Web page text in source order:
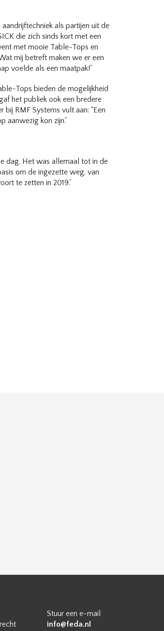
als partijen uit de
die zich sinds kort met een
met mooie Table-Tops en
mij betreft maken we er een
voelde als een maatpak!”
Tops bieden de mogelijkheid
het publiek ook een bredere
RMF Systems vult aan: “Een
aanwezig kon zijn.”
dag. Het was allemaal tot in de
om de ingezette weg, van
te zetten in 2019.”
Stuur een e-mail
info@feda.nl